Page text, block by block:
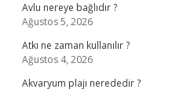
Avlu nereye bağlıdır ?
Ağustos 5, 2026
Atkı ne zaman kullanılır ?
Ağustos 4, 2026
Akvaryum plajı nerededir ?